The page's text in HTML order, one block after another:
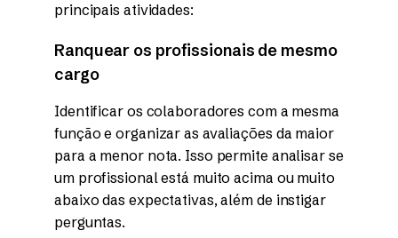
principais atividades:
Ranquear os profissionais de mesmo
cargo
Identificar os colaboradores com a mesma
função e organizar as avaliações da maior
para a menor nota. Isso permite analisar se
um profissional está muito acima ou muito
abaixo das expectativas, além de instigar
perguntas.